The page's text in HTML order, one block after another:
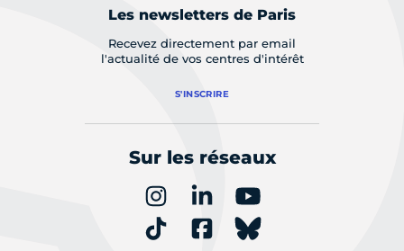
Les newsletters de Paris
Recevez directement par email
l'actualité de vos centres d'intérêt
S'INSCRIRE
Sur les réseaux